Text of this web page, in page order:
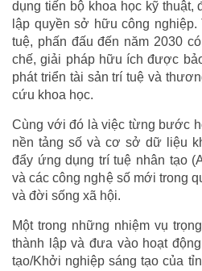
dụng tiến bộ khoa học kỹ thuật,
lập quyền sở hữu công
tuệ, phấn đấu đến năm 2030
chế, giải pháp hữu ích được
phát triển tài sản trí tuệ và
cứu khoa học.
Cùng với đó là việc từng bước
nền tảng số và cơ sở dữ liệu
đẩy ứng dụng trí tuệ nhân tạo
và các công nghệ số mới trong
và đời sống xã hội.
Một trong những nhiệm vụ
thành lập và đưa vào hoạt
tạo/Khởi nghiệp sáng tạo của